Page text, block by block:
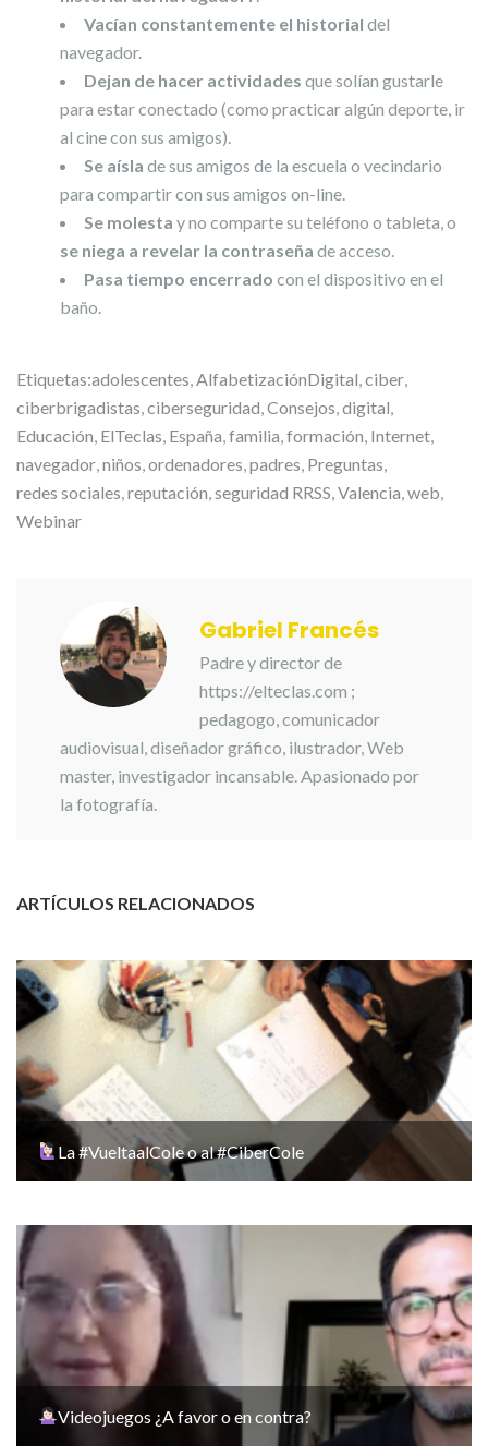
Vacían constantemente el historial del
navegador.
Dejan de hacer actividades que solían gustarle
para estar conectado (como practicar algún deporte, ir
al cine con sus amigos).
Se aísla de sus amigos de la escuela o vecindario
para compartir con sus amigos on-line.
Se molesta y no comparte su teléfono o tableta, o
se niega a revelar la contraseña de acceso.
Pasa tiempo encerrado con el dispositivo en el
baño.
Etiquetas:adolescentes AlfabetizaciónDigital ciber
ciberbrigadistas ciberseguridad Consejos digital
Educación ElTeclas España familia formación Internet
navegador niños ordenadores padres Preguntas
redes sociales reputación seguridad RRSS Valencia web
Webinar
Gabriel Francés
Padre y director de
https://elteclas.com ;
pedagogo, comunicador
audiovisual, diseñador gráfico, ilustrador, Web
master, investigador incansable. Apasionado por
la fotografía.
ARTÍCULOS RELACIONADOS
La #VueltaalCole o al #CiberCole
Videojuegos ¿A favor o en contra?